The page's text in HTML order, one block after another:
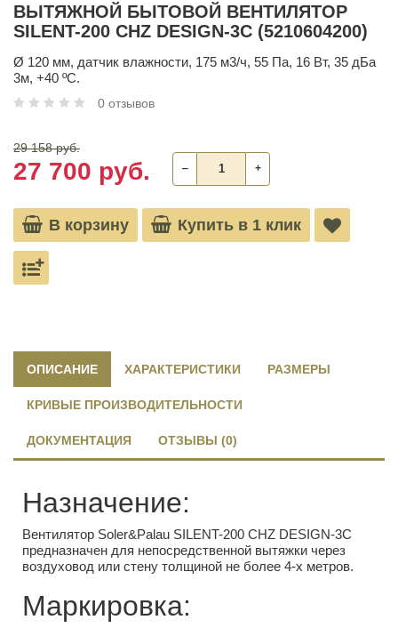
ВЫТЯЖНОЙ БЫТОВОЙ ВЕНТИЛЯТОР
SILENT-200 CHZ DESIGN-3C (5210604200)
Ø 120 мм, датчик влажности, 175 м3/ч, 55 Па, 16 Вт, 35 дБа
3м, +40 ºС.
0 отзывов
29 158 руб.
27 700 руб. ‒ +
В корзину Купить в 1 клик
ОПИСАНИЕ ХАРАКТЕРИСТИКИ РАЗМЕРЫ
КРИВЫЕ ПРОИЗВОДИТЕЛЬНОСТИ
ДОКУМЕНТАЦИЯ ОТЗЫВЫ (0)
Назначение:
Вентилятор Soler&Palau SILENT-200 CHZ DESIGN-3C
предназначен для непосредственной вытяжки через
воздуховод или стену толщиной не более 4-х метров.
Маркировка: